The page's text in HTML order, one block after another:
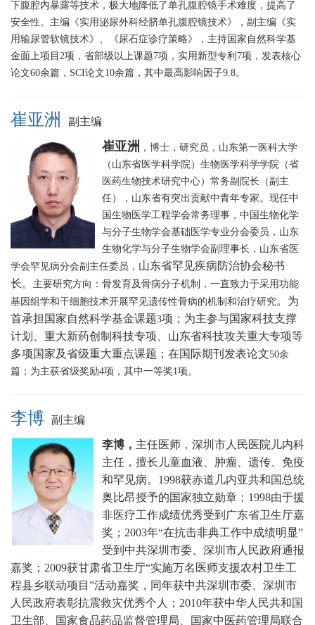
下腹腔内暴露等技术，极大地降低了单孔腹腔镜手术难度，提高了
安全性。主编《实用泌尿外科经脐单孔腹腔镜技术》，副主编《实
用输尿管软镜技术》、《尿石症诊疗策略》，主持国家自然科学基
金面上项目2项，省部级以上课题7项，实用新型专利7项，发表核心
论文60余篇，SCI论文10余篇，其中最高影响因子9.8。
崔亚洲 副主编
崔亚洲 ，博士，研究员，山东第一医科大学
（山东省医学科学院）生物医学科学学院（省
医药生物技术研究中心）常务副院长（副主
任），山东省有突出贡献中青年专家。 现任中
国生物医学工程学会常务理事，中国生物化学
与分子生物学会基础医学专业分会委员，山东
生物化学与分子生物学会副理事长，山东省医
学会罕见病分会副主任委员， 山东省罕见疾病防治协会秘书
长。
主要研究方向：骨发育及骨病分子机制，一直致力于采用功能
基因组学和干细胞技术开展罕见遗传性骨病的机制和治疗研究。为
首承担国家自然科学基金课题3项；为主参与国家科技支撑
计划、重大新药创制科技专项、山东省科技攻关重大专项等
多项国家及省级重大重点课题 ；在国际期刊发表论文50余
篇；为主获省级奖励4项，其中一等奖1项。
李博 副主编
李博， 主任医师，深圳市人民医院儿内科
主任，擅长 儿童血液、肿瘤、遗传、免疫
和罕见病。 1998获赤道几内亚共和国总统
奥比昂授予的国家独立勋章；1998由于援
非医疗工作成绩优秀受到广东省卫生厅嘉
奖；2003年“在抗击非典工作中成绩明显”
受到中共深圳市委、深圳市人民政府通报
嘉奖；2009获甘肃省卫生厅“实施万名医师支援农村卫生工
程县乡联动项目”活动嘉奖，同年获中共深圳市委、深圳市
人民政府表彰抗震救灾优秀个人；2010年获中华人民共和国
卫生部、国家食品药品监督管理局、国家中医药管理局联合